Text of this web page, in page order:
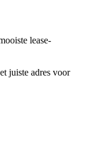
lease-
juiste adres voor